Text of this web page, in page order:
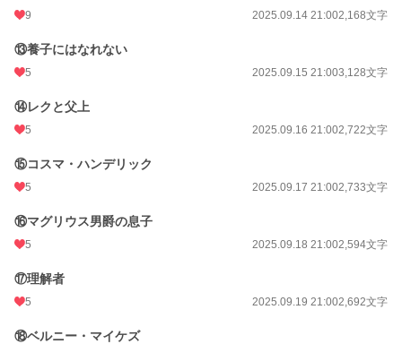
9 2025.09.14 21:002,168文字
⑬養子にはなれない
5 2025.09.15 21:003,128文字
⑭レクと父上
5 2025.09.16 21:002,722文字
⑮コスマ・ハンデリック
5 2025.09.17 21:002,733文字
⑯マグリウス男爵の息子
5 2025.09.18 21:002,594文字
⑰理解者
5 2025.09.19 21:002,692文字
⑱ベルニー・マイケズ